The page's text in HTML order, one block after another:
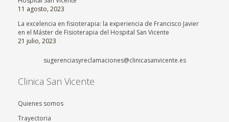
11 agosto, 2023
La excelencia en fisioterapia: la experiencia de Francisco Javier
en el Máster de Fisioterapia del Hospital San Vicente
21 julio, 2023
sugerenciasyreclamaciones@clinicasanvicente.es
Clinica San Vicente
Quienes somos
Trayectoria